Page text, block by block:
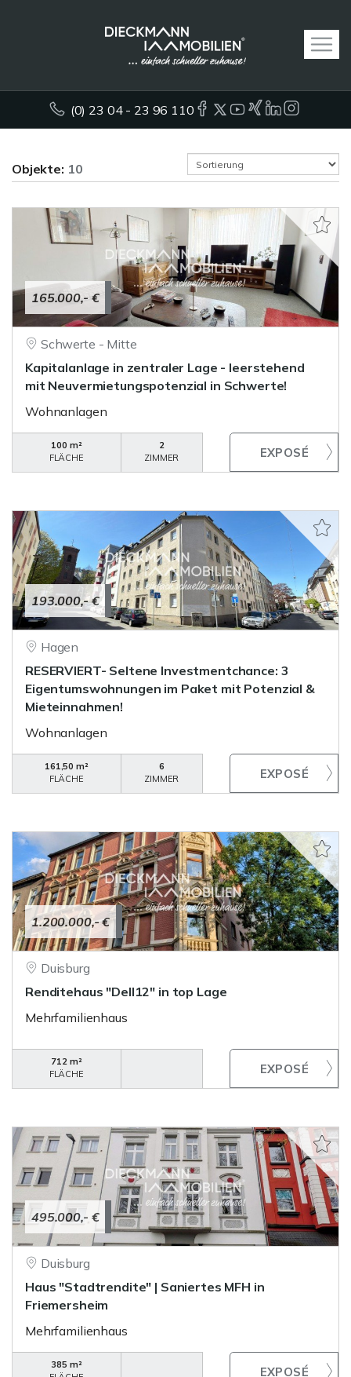
(0) 23 04 - 23 96 110
Objekte: 10
165.000,- €
Schwerte - Mitte
Kapitalanlage in zentraler Lage - leerstehend
mit Neuvermietungspotenzial in Schwerte!
Wohnanlagen
100 m²
FLÄCHE
2
ZIMMER
193.000,- €
Hagen
RESERVIERT- Seltene Investmentchance: 3
Eigentumswohnungen im Paket mit Potenzial &
Mieteinnahmen!
Wohnanlagen
161,50 m²
FLÄCHE
6
ZIMMER
1.200.000,- €
Duisburg
Renditehaus "Dell12" in top Lage
Mehrfamilienhaus
712 m²
FLÄCHE
495.000,- €
Duisburg
Haus "Stadtrendite" | Saniertes MFH in
Friemersheim
Mehrfamilienhaus
385 m²